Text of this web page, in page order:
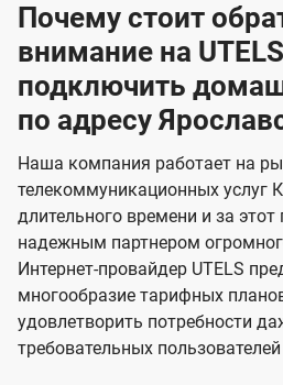
Почему стоит
внимание на
подключить
по адресу
Наша компания работает на
телекоммуникационных услуг
длительного времени и за этот
надежным партнером
Интернет-провайдер UTELS
многообразие тарифных
удовлетворить потребности
требовательных